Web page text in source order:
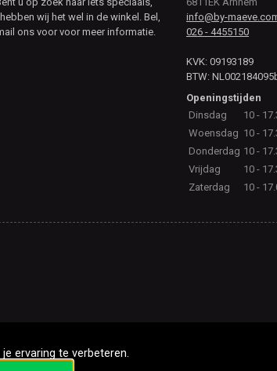
wij het wel in de winkel. Bel,
ons voor voor meer informatie.
info@by-
026 - 4455150
KVK: 09193189
BTW:
Openingstijden
Dinsdag
10 -
Woensdag 10 -
Donderdag 10 -
Vrijdag
10 -
Zaterdag
10 -
ervaring te verbeteren.